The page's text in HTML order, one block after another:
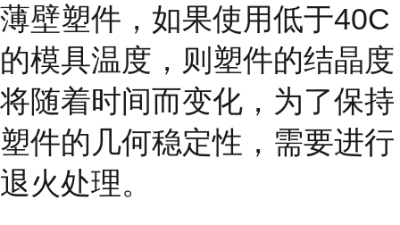
薄壁塑件，如果使用低于40C
的模具温度，则塑件的结晶度
将随着时间而变化，为了保持
塑件的几何稳定性，需要进行
退火处理。